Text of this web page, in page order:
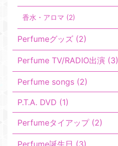
香水・アロマ (2)
Perfumeグッズ (2)
Perfume TV/RADIO出演 (3)
Perfume songs (2)
P.T.A. DVD (1)
Perfumeタイアップ (2)